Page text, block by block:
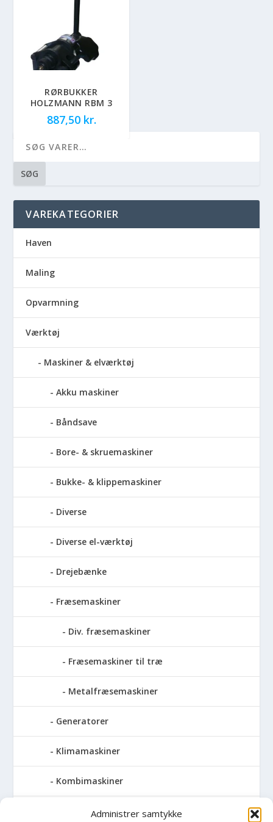
Administrer samtykke
RØRBUKKER
HOLZMANN RBM 3
887,50 kr.
SØG
VAREKATEGORIER
Haven
Maling
Opvarmning
Værktøj
Maskiner & elværktøj
Akku maskiner
Båndsave
Bore- & skruemaskiner
Bukke- & klippemaskiner
Diverse
Diverse el-værktøj
Drejebænke
Fræsemaskiner
Div. fræsemaskiner
Fræsemaskiner til træ
Metalfræsemaskiner
Generatorer
Klimamaskiner
Kombimaskiner
Kompressor